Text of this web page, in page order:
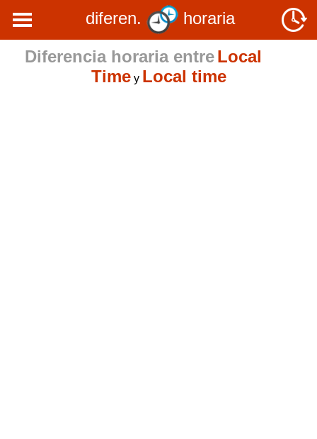
diferen.
horaria
Diferencia horaria entre Local
Timey Local time